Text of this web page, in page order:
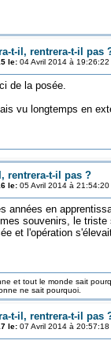
t-il, rentrera-t-il pas
le:04 Avril 2014 à 19:26:22
de la posée.
vu longtemps en
rentrera-t-il pas ?
le:05 Avril 2014 à 21:54:20
années en
mes souvenirs, le
et l'opération
et tout le monde sait
ne sait pourquoi.
t-il, rentrera-t-il pas
le:07 Avril 2014 à 20:57:18